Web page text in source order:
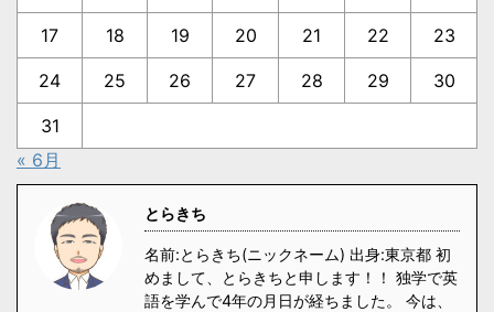
17 18 19 20 21 22 23
24 25 26 27 28 29 30
31
« 6月
とらきち
名前:とらきち(ニックネーム) 出身:東京都 初
めまして、とらきちと申します！！ 独学で英
語を学んで4年の月日が経ちました。 今は、